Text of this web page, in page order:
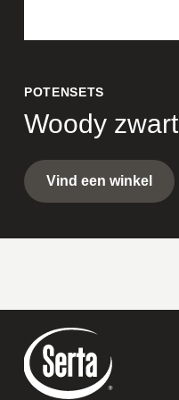
POTENSETS
Woody zwart
Vind een winkel